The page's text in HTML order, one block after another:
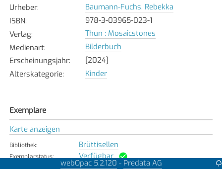
Urheber:
Baumann-Fuchs, Rebekka
ISBN:
978-3-03965-023-1
Verlag:
Thun : Mosaicstones
Medienart:
Bilderbuch
Erscheinungsjahr:
[2024]
Alterskategorie: Kinder
Exemplare
Karte anzeigen
Bibliothek: Brüttisellen
Exemplarstatus: Verfügbar
webOpac 5.2.120 - Predata AG